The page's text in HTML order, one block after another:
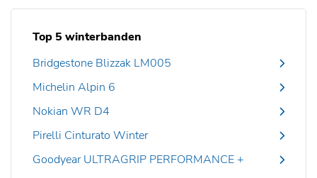
Top 5 winterbanden
Bridgestone Blizzak LM005
Michelin Alpin 6
Nokian WR D4
Pirelli Cinturato Winter
Goodyear ULTRAGRIP PERFORMANCE +